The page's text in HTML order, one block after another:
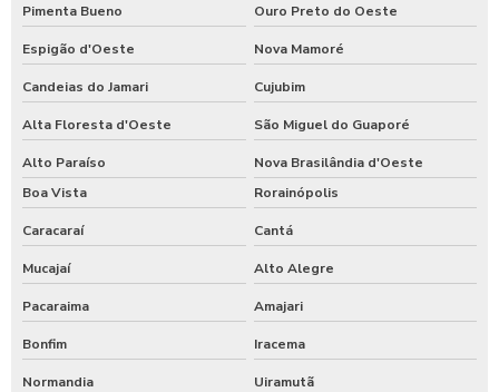
Pimenta Bueno Ouro Preto do Oeste
Espigão d'Oeste Nova Mamoré
Candeias do Jamari Cujubim
Alta Floresta d'Oeste São Miguel do Guaporé
Alto Paraíso
Nova Brasilândia d'Oeste
Boa Vista
Rorainópolis
Caracaraí Cantá
Mucajaí Alto Alegre
Pacaraima Amajari
Bonfim Iracema
Normandia Uiramutã